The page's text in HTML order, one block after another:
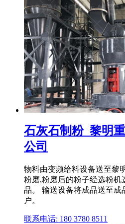
石灰石制粉_黎明
公司
物料由变频给料设备送至黎
粉磨,粉磨后的粉子经选粉机
品。 输送设备将成品送至成
户。
联系电话: 180 3780 8511